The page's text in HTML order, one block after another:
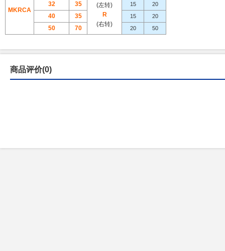
MKRCA
(左转)
R
(右转)
32 35 15 20
40 35 15 20
50 70 20 50
商品评价(0)